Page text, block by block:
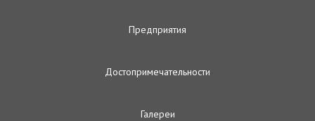
Предприятия
Достопримечательности
Галереи